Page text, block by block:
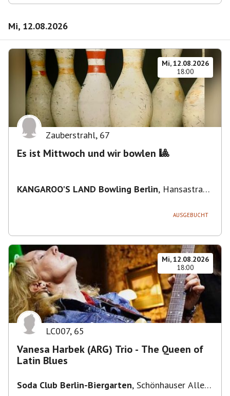
Mi, 12.08.2026
Mi, 12.08.2026
18:00
Zauberstrahl, 67
Es ist Mittwoch und wir bowlen 🎱
KANGAROO'S LAND Bowling Berlin, Hansastraße
AUSGEBUCHT
Mi, 12.08.2026
18:00
LC007, 65
Vanesa Harbek (ARG) Trio - The Queen of
Latin Blues
Soda Club Berlin-Biergarten, Schönhauser Allee